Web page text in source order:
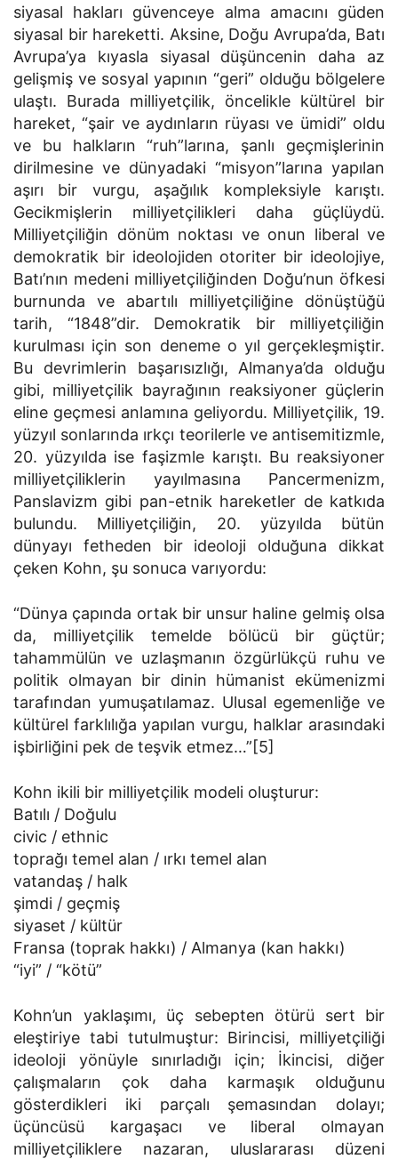
siyasal hakları güvenceye alma amacını güden
siyasal bir hareketti. Aksine, Doğu Avrupa’da, Batı
Avrupa’ya kıyasla siyasal düşüncenin daha az
gelişmiş ve sosyal yapının “geri” olduğu bölgelere
ulaştı. Burada milliyetçilik, öncelikle kültürel bir
hareket, “şair ve aydınların rüyası ve ümidi” oldu
ve bu halkların “ruh”larına, şanlı geçmişlerinin
dirilmesine ve dünyadaki “misyon”larına yapılan
aşırı bir vurgu, aşağılık kompleksiyle karıştı.
Gecikmişlerin milliyetçilikleri daha güçlüydü.
Milliyetçiliğin dönüm noktası ve onun liberal ve
demokratik bir ideolojiden otoriter bir ideolojiye,
Batı’nın medeni milliyetçiliğinden Doğu’nun öfkesi
burnunda ve abartılı milliyetçiliğine dönüştüğü
tarih, “1848”dir. Demokratik bir milliyetçiliğin
kurulması için son deneme o yıl gerçekleşmiştir.
Bu devrimlerin başarısızlığı, Almanya’da olduğu
gibi, milliyetçilik bayrağının reaksiyoner güçlerin
eline geçmesi anlamına geliyordu. Milliyetçilik, 19.
yüzyıl sonlarında ırkçı teorilerle ve antisemitizmle,
20. yüzyılda ise faşizmle karıştı. Bu reaksiyoner
milliyetçiliklerin yayılmasına Pancermenizm,
Panslavizm gibi pan-etnik hareketler de katkıda
bulundu. Milliyetçiliğin, 20. yüzyılda bütün
dünyayı fetheden bir ideoloji olduğuna dikkat
çeken Kohn, şu sonuca varıyordu:
“Dünya çapında ortak bir unsur haline gelmiş olsa
da, milliyetçilik temelde bölücü bir güçtür;
tahammülün ve uzlaşmanın özgürlükçü ruhu ve
politik olmayan bir dinin hümanist ekümenizmi
tarafından yumuşatılamaz. Ulusal egemenliğe ve
kültürel farklılığa yapılan vurgu, halklar arasındaki
işbirliğini pek de teşvik etmez…”[5]
Kohn ikili bir milliyetçilik modeli oluşturur:
Batılı / Doğulu
civic / ethnic
toprağı temel alan / ırkı temel alan
vatandaş / halk
şimdi / geçmiş
siyaset / kültür
Fransa (toprak hakkı) / Almanya (kan hakkı)
“iyi” / “kötü”
Kohn’un yaklaşımı, üç sebepten ötürü sert bir
eleştiriye tabi tutulmuştur: Birincisi, milliyetçiliği
ideoloji yönüyle sınırladığı için; İkincisi, diğer
çalışmaların çok daha karmaşık olduğunu
gösterdikleri iki parçalı şemasından dolayı;
üçüncüsü kargaşacı ve liberal olmayan
milliyetçiliklere nazaran, uluslararası düzeni